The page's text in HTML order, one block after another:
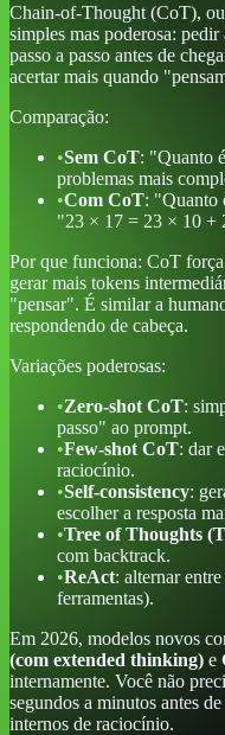
Chain-of-Thought (CoT),
simples mas poderosa:
passo a passo antes de
acertar mais quando
Comparação:
•Sem CoT: "Quanto
problemas mais
•Com CoT: "Quanto
"23 × 17 = 23 × 10 +
Por que funciona: CoT
gerar mais tokens
"pensar". É similar a
respondendo de cabeça.
Variações poderosas:
•Zero-shot CoT:
passo" ao prompt.
•Few-shot CoT: dar
raciocínio.
•Self-consistency:
escolher a resposta
•Tree of Thoughts
com backtrack.
•ReAct: alternar
ferramentas).
Em 2026, modelos novos
(com extended thinking) e
internamente. Você não
segundos a minutos antes
internos de raciocínio.